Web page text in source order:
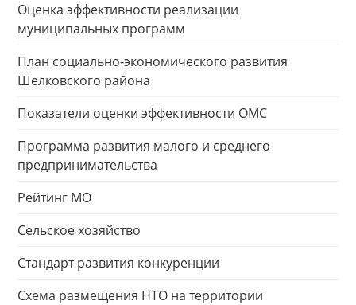
Оценка эффективности реализации
муниципальных программ
План социально-экономического развития
Шелковского района
Показатели оценки эффективности ОМС
Программа развития малого и среднего
предпринимательства
Рейтинг МО
Сельское хозяйство
Стандарт развития конкуренции
Схема размещения НТО на территории